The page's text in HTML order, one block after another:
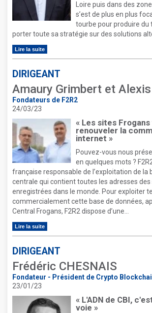
Loire puis dans des
s’est de plus en plus
tourbe pour produire du
porter toute sa stratégie sur des solutions
Lire la suite
DIRIGEANT
Amaury Grimbert et
Fondateurs de F2R2
24/03/23
« Les sites
renouveler la
internet »
Pouvez-vous nous
en quelques mots ?
française responsable de l’exploitation de la
centrale qui contient toutes les adresses des
enregistrées dans le monde. Pour exploiter
commercialement cette base de données,
Central Frogans, F2R2 dispose d’une...
Lire la suite
DIRIGEANT
Frédéric CHESNAIS
Fondateur - Président de Crypto
23/01/23
« L'ADN de CBI,
voie »